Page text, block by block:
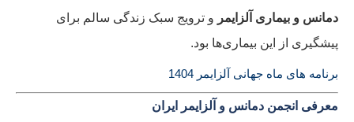
دمانس و بیماری آلزایمر و ترویج سبک زندگی سالم برای
پیشگیری از این بیماری‌ها بود.
برنامه های ماه جهانی آلزایمر 1404
معرفی انجمن دمانس و آلزایمر ایران